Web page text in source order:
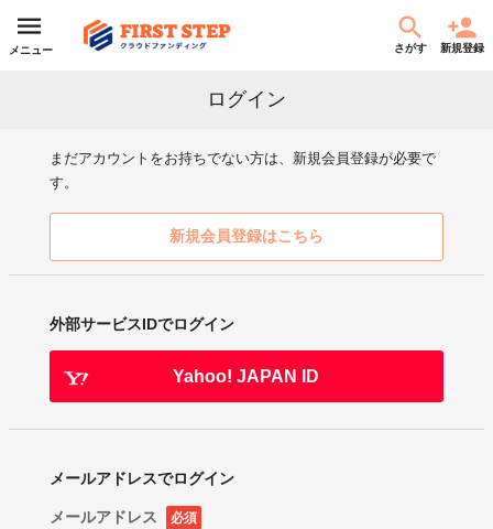
メニュー さがす 新規登録
ログイン
まだアカウントをお持ちでない方は、新規会員登録が必要で
す。
新規会員登録はこちら
外部サービスIDでログイン
Yahoo! JAPAN ID
メールアドレスでログイン
メールアドレス 必須